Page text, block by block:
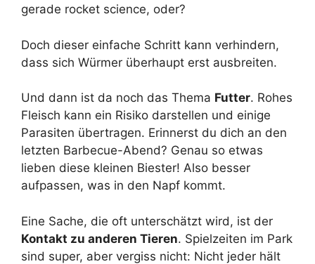
gerade rocket science, oder?
Doch dieser einfache Schritt kann verhindern,
dass sich Würmer überhaupt erst ausbreiten.
Und dann ist da noch das Thema Futter. Rohes
Fleisch kann ein Risiko darstellen und einige
Parasiten übertragen. Erinnerst du dich an den
letzten Barbecue-Abend? Genau so etwas
lieben diese kleinen Biester! Also besser
aufpassen, was in den Napf kommt.
Eine Sache, die oft unterschätzt wird, ist der
Kontakt zu anderen Tieren. Spielzeiten im Park
sind super, aber vergiss nicht: Nicht jeder hält